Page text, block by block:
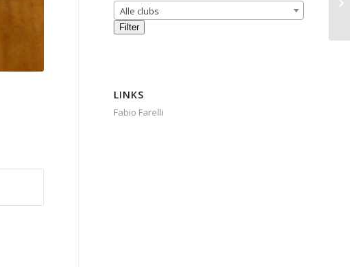
Alle clubs
Filter
LINKS
Fabio Farelli